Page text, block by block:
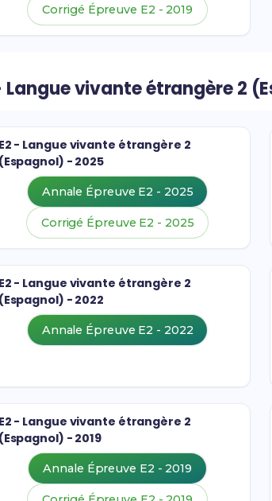
Corrigé Épreuve E2 - 2019
Langue vivante étrangère 2
E2 - Langue vivante étrangère 2
(Espagnol) - 2025
Annale Épreuve E2 - 2025
Corrigé Épreuve E2 - 2025
E2 - Langue vivante étrangère 2
(Espagnol) - 2022
Annale Épreuve E2 - 2022
E2 - Langue vivante étrangère 2
(Espagnol) - 2019
Annale Épreuve E2 - 2019